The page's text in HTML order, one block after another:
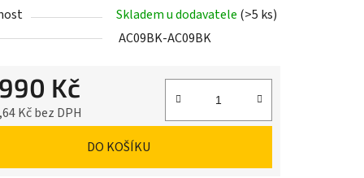
Skladem u dodavatele (>5 ks)
AC09BK-AC09BK
Kč
Kč bez DPH
DO KOŠÍKU